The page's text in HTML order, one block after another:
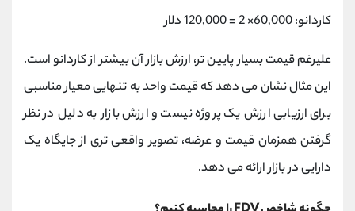
کاردانو: 60,000× 2 = 120,000 دلار
علیرغم قیمت بسیار پایین ‌تر، ارزش بازار آن بیشتر از کاردانو است.
این مثال نشان می‌ دهد که قیمت واحد به تنهایی معیار مناسبی
برای ارزیابی ارزش یک پروژه نیست و ارزش بازار به دلیل در نظر
گرفتن همزمان قیمت و عرضه، تصویر واقعی ‌تری از جایگاه یک
دارایی در بازار ارائه می ‌دهد.